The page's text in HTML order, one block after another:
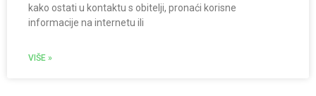
kako ostati u kontaktu s obitelji, pronaći korisne
informacije na internetu ili
VIŠE »